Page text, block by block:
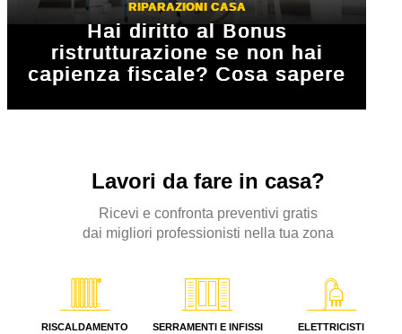
RIPARAZIONI CASA
Hai diritto al Bonus
ristrutturazione se non hai
capienza fiscale? Cosa sapere
Lavori da fare in casa?
Ricevi e confronta preventivi gratis
dai migliori professionisti nella tua zona
RISCALDAMENTO SERRAMENTI E INFISSI ELETTRICISTI